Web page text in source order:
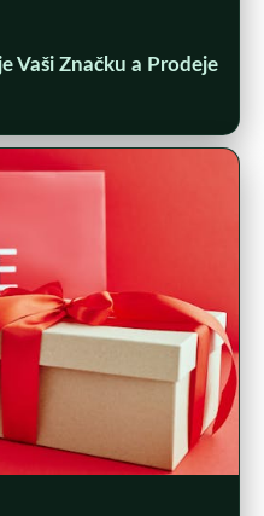
Vaši Značku a Prodeje